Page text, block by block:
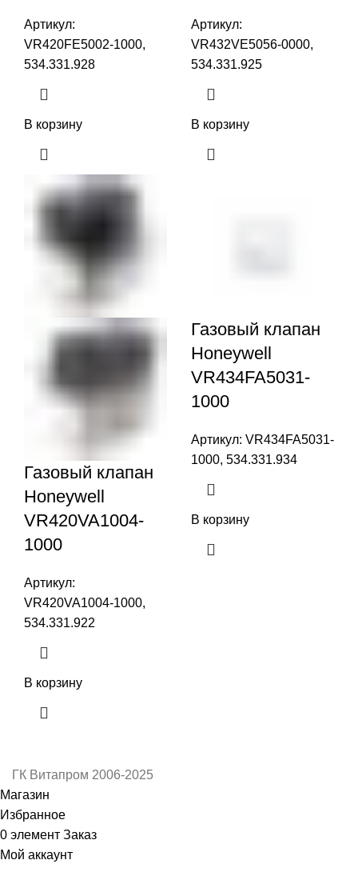
Артикул:
VR420FE5002-1000,
534.331.928
В корзину
Артикул:
VR432VE5056-0000,
534.331.925
В корзину
Газовый клапан
Honeywell
VR420VA1004-
1000
Артикул:
VR420VA1004-1000,
534.331.922
В корзину
Газовый клапан
Honeywell
VR434FA5031-
1000
Артикул: VR434FA5031-
1000, 534.331.934
В корзину
ГК Витапром 2006-2025
Магазин
Избранное
0 элемент Заказ
Мой аккаунт